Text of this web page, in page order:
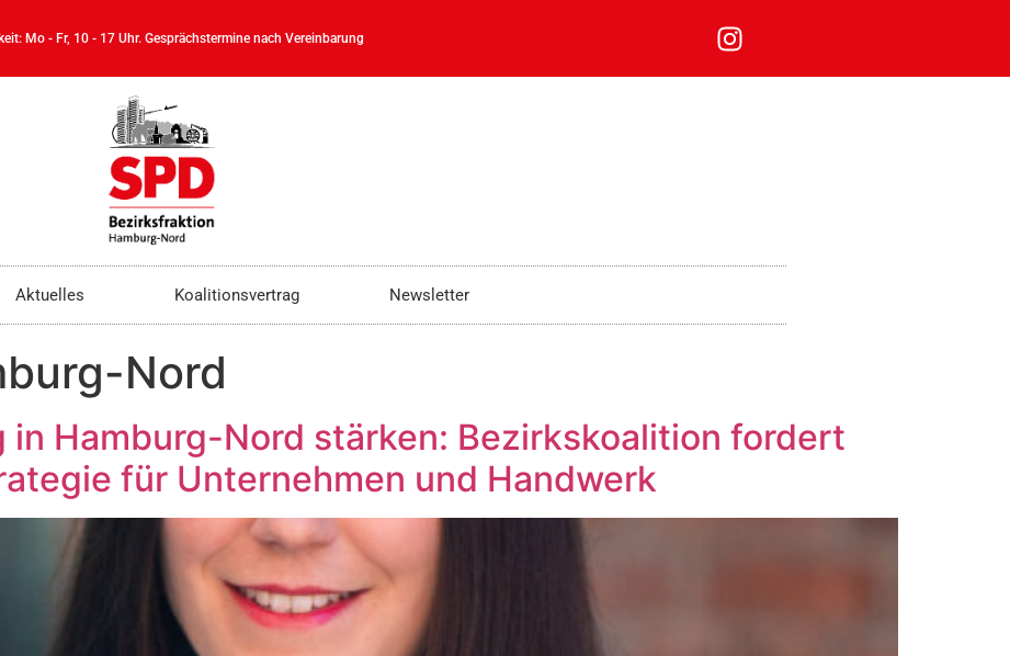
Mo - Fr, 10 - 17 Uhr. Gesprächstermine nach Vereinbarung
Aktuelles Koalitionsvertrag Newsletter
Nord
Hamburg-Nord stärken: Bezirkskoalition fordert
für Unternehmen und Handwerk